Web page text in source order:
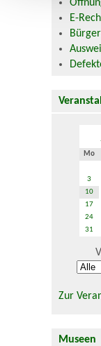
E-
Mo
3
10
17
24
31
Zur
Museen